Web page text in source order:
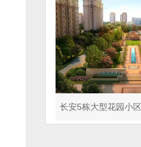
长安5栋大型花园小